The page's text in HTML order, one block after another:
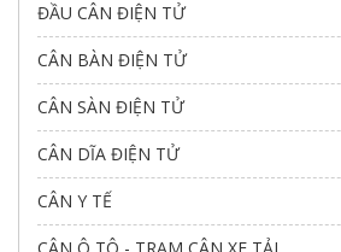
ĐẦU CÂN ĐIỆN TỬ
CÂN BÀN ĐIỆN TỬ
CÂN SÀN ĐIỆN TỬ
CÂN DĨA ĐIỆN TỬ
CÂN Y TẾ